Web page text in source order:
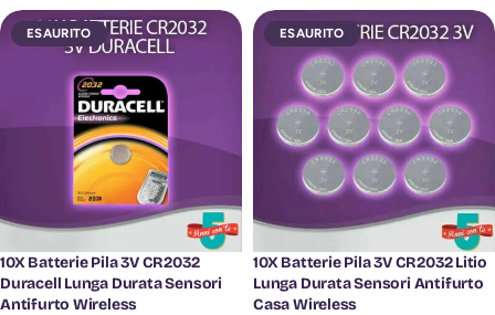
ESAURITO
10X Batterie Pila 3V CR2032
Duracell Lunga Durata Sensori
Antifurto Wireless
ESAURITO
10X Batterie Pila 3V CR2032 Litio
Lunga Durata Sensori Antifurto
Casa Wireless